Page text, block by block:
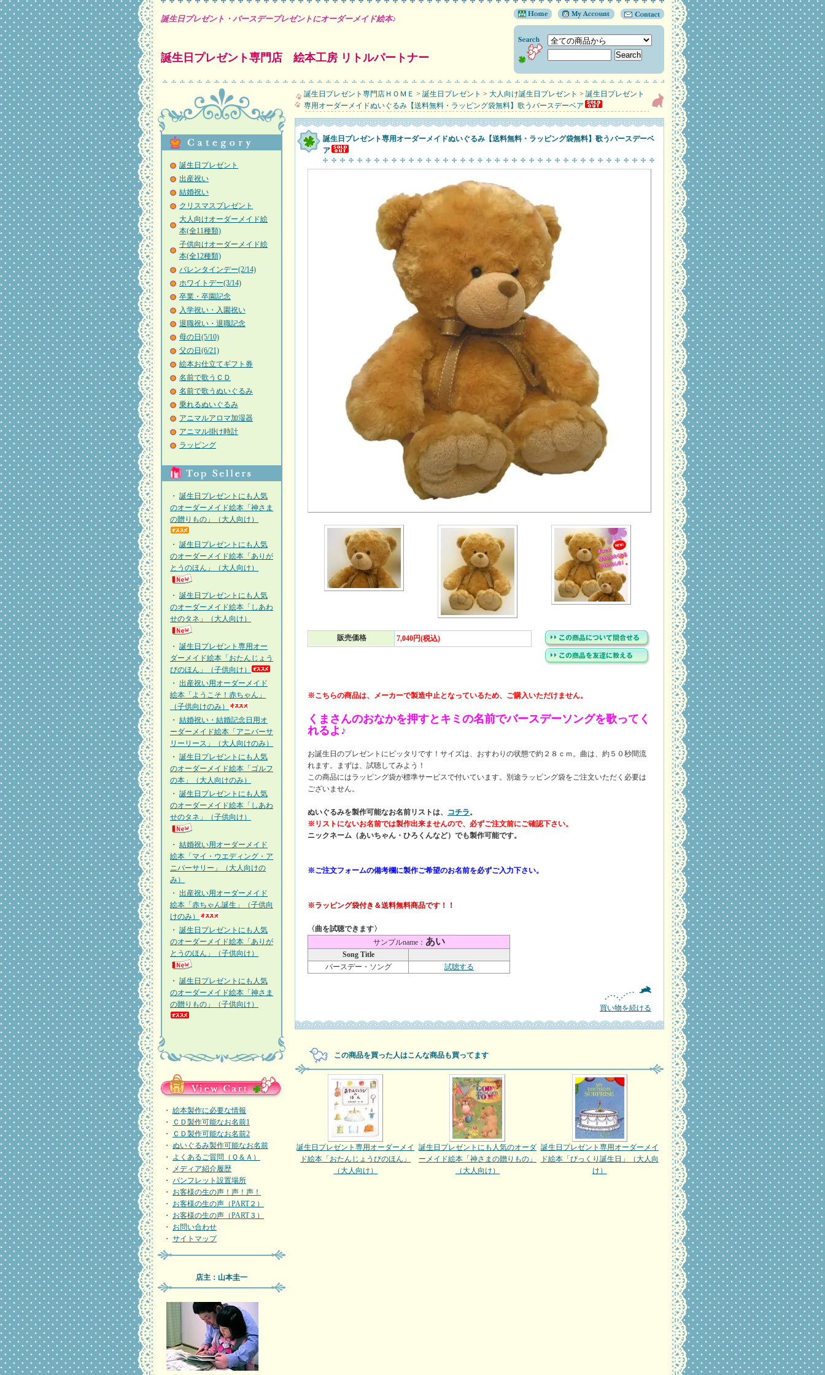
誕生日プレゼント・バースデープレゼントにオーダーメイド絵本♪
誕生日プレゼント専門店 絵本工房 リトルパートナー
誕生日プレゼント
出産祝い
結婚祝い
クリスマスプレゼント
大人向けオーダーメイド絵
本(全11種類)
子供向けオーダーメイド絵
本(全12種類)
バレンタインデー(2/14)
ホワイトデー(3/14)
卒業・卒園記念
入学祝い・入園祝い
退職祝い・退職記念
母の日(5/10)
父の日(6/21)
絵本お仕立てギフト券
名前で歌うＣＤ
名前で歌うぬいぐるみ
乗れるぬいぐるみ
アニマルアロマ加湿器
アニマル掛け時計
ラッピング
・ 誕生日プレゼントにも人気
のオーダーメイド絵本「神さま
の贈りもの」（大人向け）
・ 誕生日プレゼントにも人気
のオーダーメイド絵本「ありが
とうのほん」（大人向け）
・ 誕生日プレゼントにも人気
のオーダーメイド絵本「しあわ
せのタネ」（大人向け）
・ 誕生日プレゼント専用オー
ダーメイド絵本「おたんじょう
びのほん」（子供向け）
・ 出産祝い用オーダーメイド
絵本「ようこそ！赤ちゃん」
（子供向けのみ）
・ 結婚祝い・結婚記念日用オ
ーダーメイド絵本「アニバーサ
リーリース」（大人向けのみ）
・ 誕生日プレゼントにも人気
のオーダーメイド絵本「ゴルフ
の本」（大人向けのみ）
・ 誕生日プレゼントにも人気
のオーダーメイド絵本「しあわ
せのタネ」（子供向け）
・ 結婚祝い用オーダーメイド
絵本「マイ・ウエディング・ア
ニバーサリー」（大人向けの
み）
・ 出産祝い用オーダーメイド
絵本「赤ちゃん誕生」（子供向
けのみ）
・ 誕生日プレゼントにも人気
のオーダーメイド絵本「ありが
とうのほん」（子供向け）
・ 誕生日プレゼントにも人気
のオーダーメイド絵本「神さま
の贈りもの」（子供向け）
・ 絵本製作に必要な情報
・
ＣＤ製作可能なお名前1
・
ＣＤ製作可能なお名前2
・ ぬいぐるみ製作可能なお名前
・ よくあるご質問（Ｑ＆Ａ）
・
メディア紹介履歴
・ パンフレット設置場所
・ お客様の生の声！声！声！
・ お客様の生の声（PART２）
・ お客様の生の声（PART３）
・ お問い合わせ
・ サイトマップ
店主：山本圭一
誕生日プレゼント専門店ＨＯＭＥ > 誕生日プレゼント > 大人向け誕生日プレゼント > 誕生日プレゼント
専用オーダーメイドぬいぐるみ【送料無料・ラッピング袋無料】歌うバースデーベア
誕生日プレゼント専用オーダーメイドぬいぐるみ【送料無料・ラッピング袋無料】歌うバースデーベ
ア
販売価格 7,040円(税込)
※こちらの商品は、メーカーで製造中止となっているため、ご購入いただけません。
くまさんのおなかを押すとキミの名前でバースデーソングを歌ってく
れるよ♪
お誕生日のプレゼントにピッタリです！サイズは、おすわりの状態で約２８ｃｍ。曲は、約５０秒間流
れます。まずは、試聴してみよう！
この商品にはラッピング袋が標準サービスで付いています。別途ラッピング袋をご注文いただく必要は
ございません。
ぬいぐるみを製作可能なお名前リストは、 コチラ。
※リストにないお名前では製作出来ませんので、必ずご注文前にご確認下さい。
ニックネーム（あいちゃん・ひろくんなど）でも製作可能です。
※ご注文フォームの備考欄に製作ご希望のお名前を必ずご入力下さい。
※ラッピング袋付き＆送料無料商品です！！
〈曲を試聴できます〉
サンプルname： あい
Song Title
バースデー・ソング
試聴する
買い物を続ける
この商品を買った人はこんな商品も買ってます
誕生日プレゼント専用オーダーメイ
ド絵本「おたんじょうびのほん」
（大人向け）
誕生日プレゼントにも人気のオーダ
ーメイド絵本「神さまの贈りもの」
（大人向け）
誕生日プレゼント専用オーダーメイ
ド絵本「びっくり誕生日」（大人向
け）